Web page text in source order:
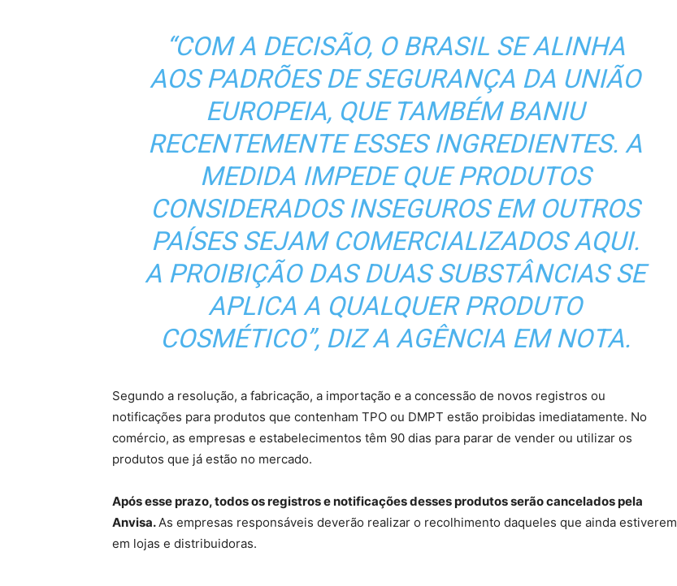
“COM A DECISÃO, O BRASIL SE ALINHA
AOS PADRÕES DE SEGURANÇA DA UNIÃO
EUROPEIA, QUE TAMBÉM BANIU
RECENTEMENTE ESSES INGREDIENTES. A
MEDIDA IMPEDE QUE PRODUTOS
CONSIDERADOS INSEGUROS EM OUTROS
PAÍSES SEJAM COMERCIALIZADOS AQUI.
A PROIBIÇÃO DAS DUAS SUBSTÂNCIAS SE
APLICA A QUALQUER PRODUTO
COSMÉTICO”, DIZ A AGÊNCIA EM NOTA.
Segundo a resolução, a fabricação, a importação e a concessão de novos registros ou
notificações para produtos que contenham TPO ou DMPT estão proibidas imediatamente. No
comércio, as empresas e estabelecimentos têm 90 dias para parar de vender ou utilizar os
produtos que já estão no mercado.
Após esse prazo, todos os registros e notificações desses produtos serão cancelados pela
Anvisa.As empresas responsáveis deverão realizar o recolhimento daqueles que ainda estiverem
em lojas e distribuidoras.